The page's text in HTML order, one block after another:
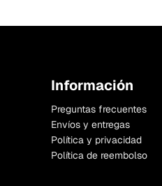
Información
Preguntas frecuentes
Envíos y entregas
Política y privacidad
Política de reembolso